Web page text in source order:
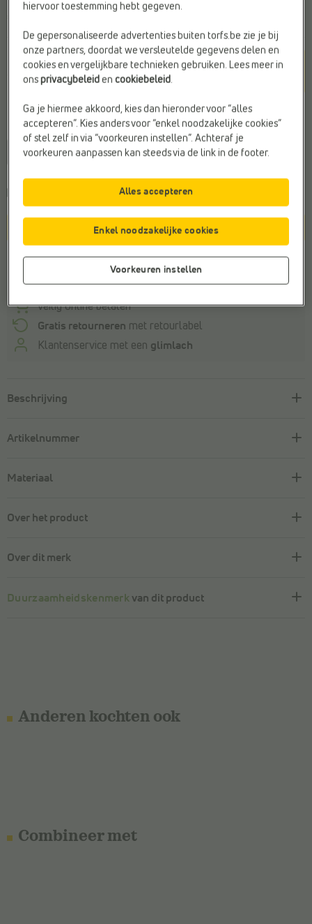
Kleur
Maat
31 32 34 35 36 41
Kies een maat om deleveringstermijn
In winkelmandje
Veilig online betalen
Gratis retourneren met retourlabel
Klantenservice met een glimlach
Beschrijving
Artikelnummer
Materiaal
Over het product
Over dit merk
Duurzaamheidskenmerk van dit product
Anderen kochten ook
Combineer met
hiervoor toestemming hebt gegeven.
De gepersonaliseerde advertenties buiten torfs.be zie je bij
onze partners, doordat we versleutelde gegevens delen en
cookies en vergelijkbare technieken gebruiken. Lees meer in
onsprivacybeleid encookiebeleid.
Ga je hiermee akkoord, kies dan hieronder voor “alles
accepteren”. Kies anders voor “enkel noodzakelijke cookies”
of stel zelf in via “voorkeuren instellen”. Achteraf je
voorkeuren aanpassen kan steeds via de link in de footer.
Voorkeuren instellen
Enkel noodzakelijke cookies
Alles accepteren